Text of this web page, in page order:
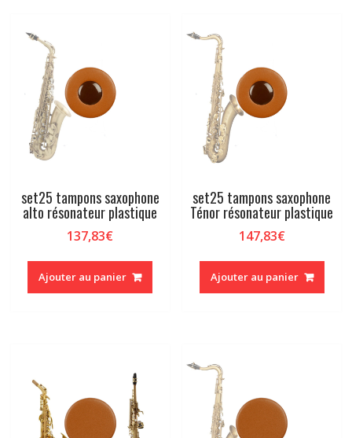
set25 tampons saxophone
alto résonateur plastique
137,83€
Ajouter au panier
set25 tampons saxophone
Ténor résonateur plastique
147,83€
Ajouter au panier